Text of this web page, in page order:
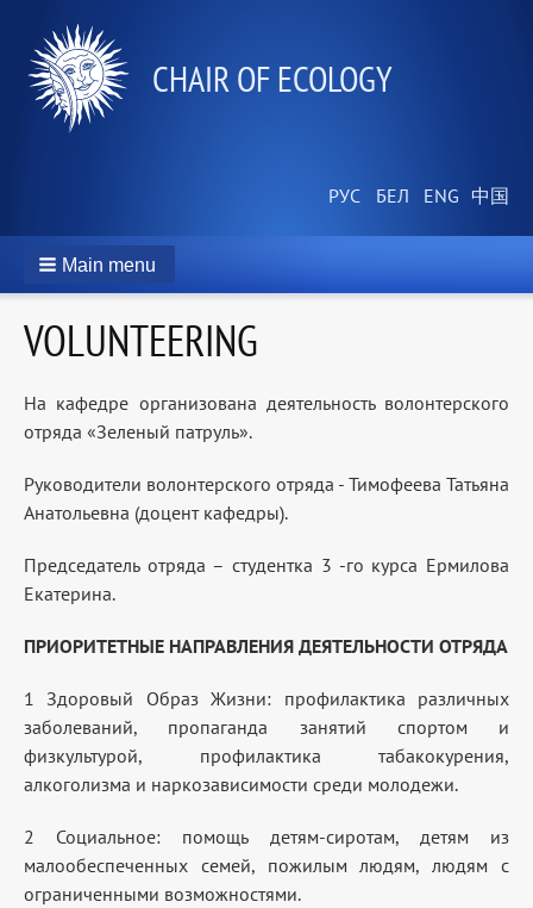
СHAIR OF ECOLOGY
Main menu
VOLUNTEERING
На кафедре организована деятельность волонтерского
отряда «Зеленый патруль».
Руководители волонтерского отряда - Тимофеева Татьяна
Анатольевна (доцент кафедры).
Председатель отряда – студентка 3 -го курса Ермилова
Екатерина.
ПРИОРИТЕТНЫЕ НАПРАВЛЕНИЯ ДЕЯТЕЛЬНОСТИ ОТРЯДА
1 Здоровый Образ Жизни: профилактика различных
заболеваний, пропаганда занятий спортом и
физкультурой, профилактика табакокурения,
алкоголизма и наркозависимости среди молодежи.
2 Социальное: помощь детям-сиротам, детям из
малообеспеченных семей, пожилым людям, людям с
ограниченными возможностями.